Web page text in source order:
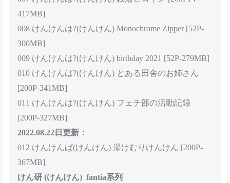
234MB]
004 けんけんは?(けんけん) サマーコレクション！
[176P-508MB]
005 けんけんは?(けんけん) 妄想おしごと [200P-
538MB]
006 けんけんは?(けんけん) 玉藻降臨 [171P-505MB]
007 けんけんは?(けんけん) 銭湯ヒロイン [200P1V-
417MB]
008 けんけんは?(けんけん) Monochrome Zipper [52P-
300MB]
009 けんけんは?(けんけん) birthday 2021 [52P-279MB]
010 けんけんは?(けんけん) とある田舎のお姉さん